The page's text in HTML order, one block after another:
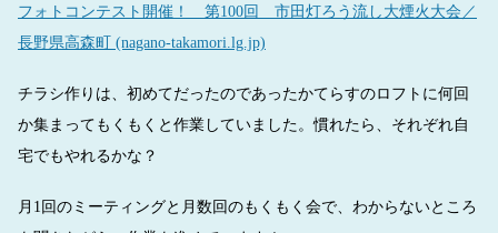
フォトコンテスト開催！ 第100回 市田灯ろう流し大煙火大会／
長野県高森町 (nagano-takamori.lg.jp)
チラシ作りは、初めてだったのであったかてらすのロフトに何回
か集まってもくもくと作業していました。慣れたら、それぞれ自
宅でもやれるかな？
月1回のミーティングと月数回のもくもく会で、わからないところ